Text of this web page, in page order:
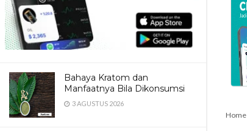
Bahaya Kratom dan
Manfaatnya Bila Dikonsumsi
3 AGUSTUS 2026
Home